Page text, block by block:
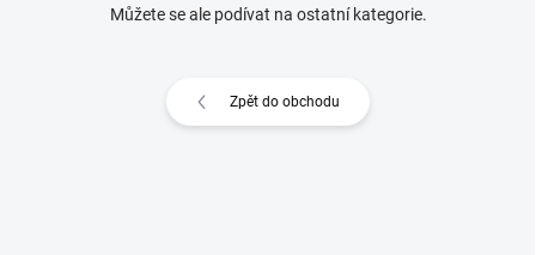
Můžete se ale podívat na ostatní kategorie.
Zpět do obchodu